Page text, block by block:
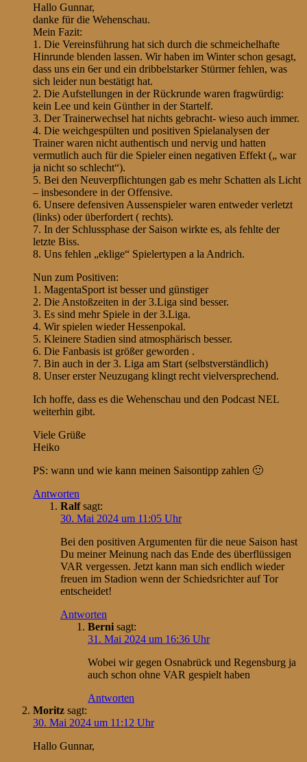
Hallo Gunnar,
danke für die Wehenschau.
Mein Fazit:
1. Die Vereinsführung hat sich durch die schmeichelhafte
Hinrunde blenden lassen. Wir haben im Winter schon gesagt,
dass uns ein 6er und ein dribbelstarker Stürmer fehlen, was
sich leider nun bestätigt hat.
2. Die Aufstellungen in der Rückrunde waren fragwürdig:
kein Lee und kein Günther in der Startelf.
3. Der Trainerwechsel hat nichts gebracht- wieso auch immer.
4. Die weichgespülten und positiven Spielanalysen der
Trainer waren nicht authentisch und nervig und hatten
vermutlich auch für die Spieler einen negativen Effekt („ war
ja nicht so schlecht“).
5. Bei den Neuverpflichtungen gab es mehr Schatten als Licht
– insbesondere in der Offensive.
6. Unsere defensiven Aussenspieler waren entweder verletzt
(links) oder überfordert ( rechts).
7. In der Schlussphase der Saison wirkte es, als fehlte der
letzte Biss.
8. Uns fehlen „eklige“ Spielertypen a la Andrich.
Nun zum Positiven:
1. MagentaSport ist besser und günstiger
2. Die Anstoßzeiten in der 3.Liga sind besser.
3. Es sind mehr Spiele in der 3.Liga.
4. Wir spielen wieder Hessenpokal.
5. Kleinere Stadien sind atmosphärisch besser.
6. Die Fanbasis ist größer geworden .
7. Bin auch in der 3. Liga am Start (selbstverständlich)
8. Unser erster Neuzugang klingt recht vielversprechend.
Ich hoffe, dass es die Wehenschau und den Podcast NEL
weiterhin gibt.
Viele Grüße
Heiko
PS: wann und wie kann meinen Saisontipp zahlen 🙂
Antworten
Ralf sagt:
30. Mai 2024 um 11:05 Uhr
Bei den positiven Argumenten für die neue Saison hast
Du meiner Meinung nach das Ende des überflüssigen
VAR vergessen. Jetzt kann man sich endlich wieder
freuen im Stadion wenn der Schiedsrichter auf Tor
entscheidet!
Antworten
Berni sagt:
31. Mai 2024 um 16:36 Uhr
Wobei wir gegen Osnabrück und Regensburg ja
auch schon ohne VAR gespielt haben
Antworten
Moritz sagt:
30. Mai 2024 um 11:12 Uhr
Hallo Gunnar,